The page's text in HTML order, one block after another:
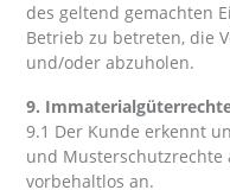
des geltend gemachten
Betrieb zu betreten, die
und/oder abzuholen.
9.
9.1 Der Kunde erkennt
und Musterschutzrechte
vorbehaltlos an.